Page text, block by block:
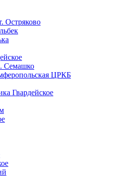
Остряково
Семашко
ЦРКБ
Гвардейское